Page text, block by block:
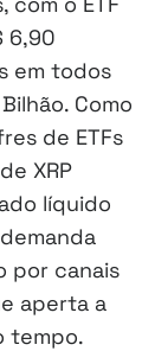
6,90
em todos
Como
de ETFs
XRP
líquido
por canais
aperta a
tempo.